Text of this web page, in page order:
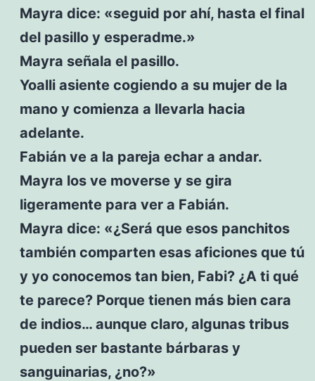
Mayra dice: «seguid por ahí, hasta el final
del pasillo y esperadme.»
Mayra señala el pasillo.
Yoalli asiente cogiendo a su mujer de la
mano y comienza a llevarla hacia
adelante.
Fabián ve a la pareja echar a andar.
Mayra los ve moverse y se gira
ligeramente para ver a Fabián.
Mayra dice: «¿Será que esos panchitos
también comparten esas aficiones que tú
y yo conocemos tan bien, Fabi? ¿A ti qué
te parece? Porque tienen más bien cara
de indios… aunque claro, algunas tribus
pueden ser bastante bárbaras y
sanguinarias, ¿no?»